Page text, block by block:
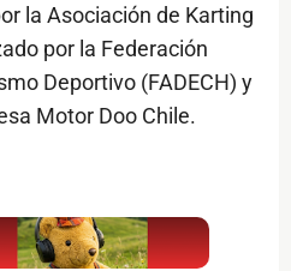
la Asociación de Karting
por la Federación
Deportivo (FADECH) y
Motor Doo Chile.